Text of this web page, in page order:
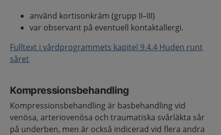
använd kortisonkräm (grupp II–III)
var observant på eventuell kontaktallergi.
Fulltext i vårdprogrammets kapitel 9.4.4 Huden runt
såret
Kompressionsbehandling
Kompressionsbehandling är basbehandling vid
venösa, arteriovenösa och traumatiska svårläkta sår
på underben, men är också indicerad vid flera andra